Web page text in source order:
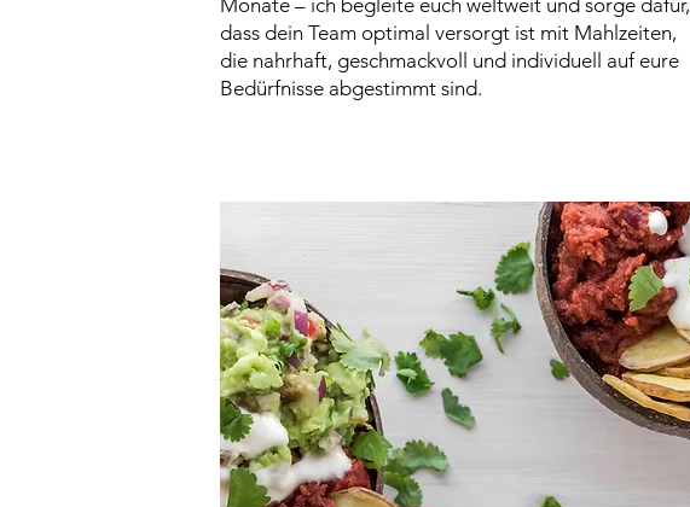
Monate – ich begleite euch weltweit und sorge dafür,
dass dein Team optimal versorgt ist mit Mahlzeiten,
die nahrhaft, geschmackvoll und individuell auf eure
Bedürfnisse abgestimmt sind.